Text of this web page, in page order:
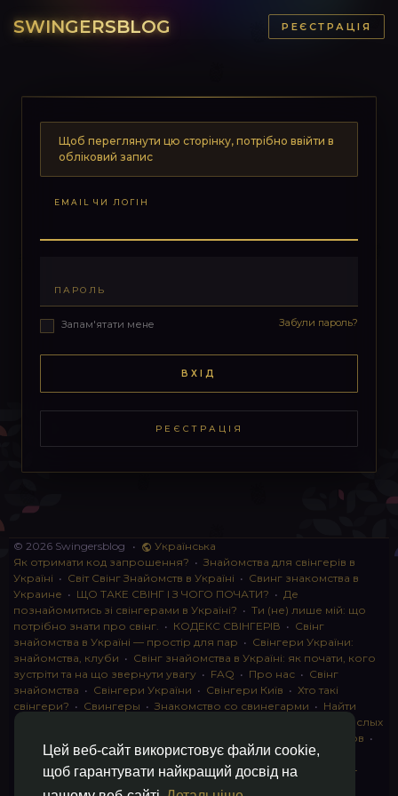
Цей веб-сайт використовує файли cookie,
щоб гарантувати найкращий досвід на
SWINGERSBLOG РЕЄСТРАЦІЯ
Щоб переглянути цю сторінку, потрібно ввійти в
обліковий запис
EMAIL ЧИ ЛОГІН
ПАРОЛЬ
Запам'ятати мене Забули пароль?
ВХІД
РЕЄСТРАЦІЯ
© 2026 Swingersblog •
Українська
Як отримати код запрошення? • Знайомства для свінгерів в
Україні • Світ Свінг Знайомств в Україні • Свинг знакомства в
Украине • ЩО ТАКЕ СВІНГ І З ЧОГО ПОЧАТИ? • Де
познайомитись зі свінгерами в Україні? • Ти (не) лише мій: що
потрібно знати про свінг. • КОДЕКС СВІНГЕРІВ • Свінг
знайомства в Україні — простір для пар • Свінгери України:
знайомства, клуби • Свінг знайомства в Україні: як почати, кого
зустріти та на що звернути увагу • FAQ • Про нас • Свінг
знайомства • Свінгери України • Свінгери Київ • Хто такі
свінгери? • Свингеры • Знакомство со свинегарми • Найти
instagram для взрослых
Клуб свингеров •
Конфіденційність• Правила• Партнерська програма
Свингеры •Свинг-пати•О свингерах откровенно
Свинг-
клуб: что это и как работает